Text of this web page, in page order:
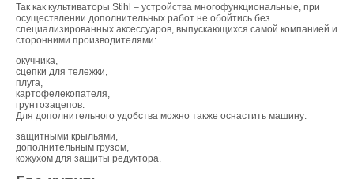
Так как культиваторы Stihl – устройства многофункциональные, при
осуществлении дополнительных работ не обойтись без
специализированных аксессуаров, выпускающихся самой компанией и
сторонними производителями:
окучника,
сцепки для тележки,
плуга,
картофелекопателя,
грунтозацепов.
Для дополнительного удобства можно также оснастить машину:
защитными крыльями,
дополнительным грузом,
кожухом для защиты редуктора.